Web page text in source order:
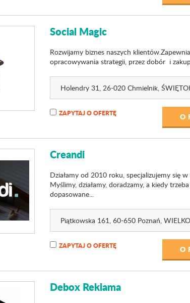
Social Magic
Rozwijamy biznes naszych
opracowywania strategii, przez dobór i
Holendry 31, 26-020 Chmielnik,
ZAPYTAJ O OFERTĘ O
Creandi
Działamy od 2010 roku, specjalizujemy się
Myślimy, działamy, doradzamy, a kiedy
dopasowane...
Piątkowska 161, 60-650 Poznań,
ZAPYTAJ O OFERTĘ O
Debox Reklama